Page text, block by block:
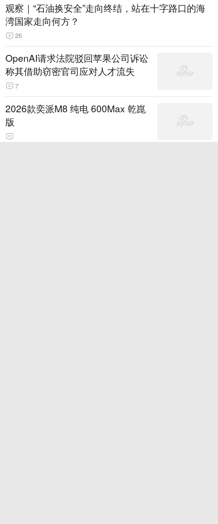
观察｜“石油换安全”走向终结，站在十字路口的海
湾国家走向何方？
26
OpenAI请求法院驳回苹果公司诉讼
称其借助窃密官司应对人才流失
7
2026款奕派M8 纯电 600Max 乾崑
版